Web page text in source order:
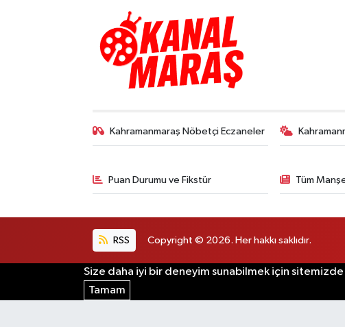
Kahramanmaraş Nöbetçi Eczaneler
Puan Durumu ve Fikstür Tüm
RSS Copyright © 2026. Her hakkı saklıdır.
Size daha iyi bir deneyim sunabilmek için sitemizde
Tamam